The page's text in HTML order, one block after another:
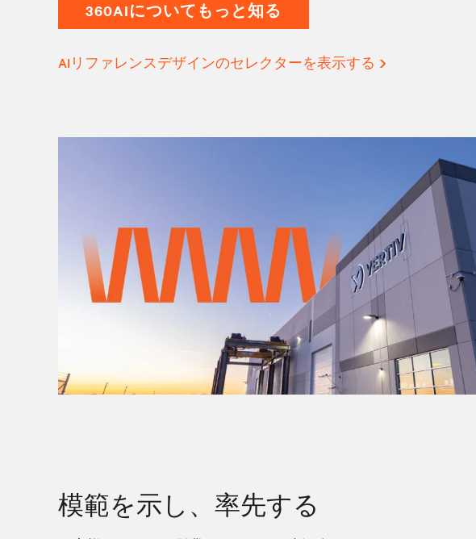
360AIについてもっと知る
AIリファレンスデザインのセレクターを表示する
模範を示し、率先する